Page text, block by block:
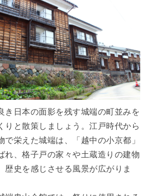
き日本の面影を残す城端の町並みを
りと散策しましょう。江戸時代から
で栄えた城端は、「越中の小京都」
れ、格子戸の家々や土蔵造りの建物
歴史を感じさせる風景が広がりま